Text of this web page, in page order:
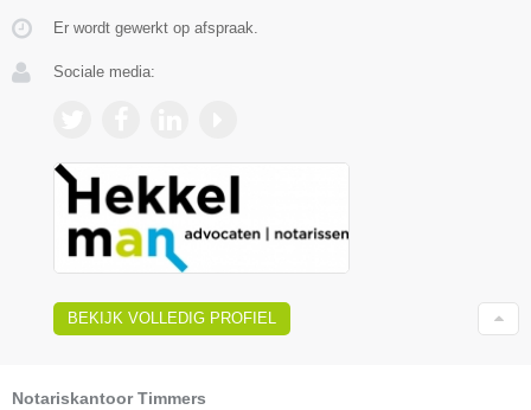
Er wordt gewerkt op afspraak.
Sociale media:
BEKIJK VOLLEDIG PROFIEL
Notariskantoor Timmers